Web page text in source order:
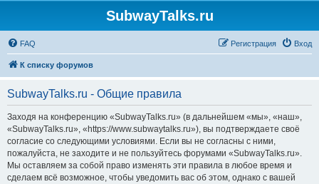
SubwayTalks.ru
FAQ Вход
Регистрация
К списку форумов
SubwayTalks.ru - Общие правила
Заходя на конференцию «SubwayTalks.ru» (в дальнейшем «мы», «наш»,
«SubwayTalks.ru», «https://www.subwaytalks.ru»), вы подтверждаете своё
согласие со следующими условиями. Если вы не согласны с ними,
пожалуйста, не заходите и не пользуйтесь форумами «SubwayTalks.ru».
Мы оставляем за собой право изменять эти правила в любое время и
сделаем всё возможное, чтобы уведомить вас об этом, однако с вашей